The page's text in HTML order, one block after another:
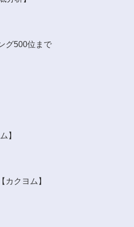
グ500位まで
】
カクヨム】